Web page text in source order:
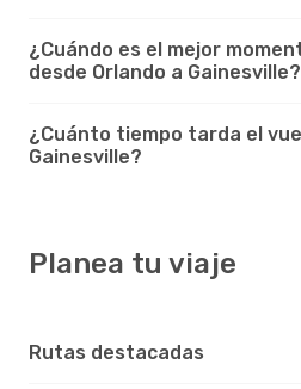
¿Cuándo es el mejor
desde Orlando a Gainesville?
¿Cuánto tiempo tarda el
Gainesville?
Planea tu viaje
Rutas destacadas